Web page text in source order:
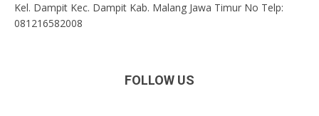
Kel. Dampit Kec. Dampit Kab. Malang Jawa Timur No Telp:
081216582008
FOLLOW US